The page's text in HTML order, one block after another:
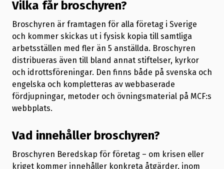
Vilka får broschyren?
Broschyren är framtagen för alla företag i Sverige
och kommer skickas ut i fysisk kopia till samtliga
arbetsställen med fler än 5 anställda. Broschyren
distribueras även till bland annat stiftelser, kyrkor
och idrottsföreningar. Den finns både på svenska och
engelska och kompletteras av webbaserade
fördjupningar, metoder och övningsmaterial på MCF:s
webbplats.
Vad innehåller broschyren?
Broschyren Beredskap för företag – om krisen eller
kriget kommer innehåller konkreta åtgärder, inom